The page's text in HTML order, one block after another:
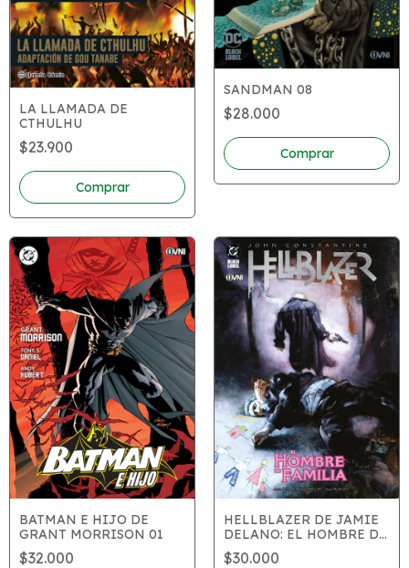
LA LLAMADA DE
CTHULHU
$23.900
SANDMAN 08
$28.000
BATMAN E HIJO DE
GRANT MORRISON 01
$32.000
HELLBLAZER DE JAMIE
DELANO: EL HOMBRE DE
FAMILIA
$30.000